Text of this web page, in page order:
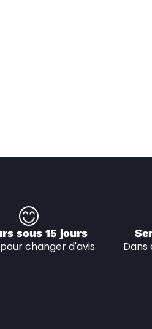
sous 15 jours
pour changer d'avis
Dans